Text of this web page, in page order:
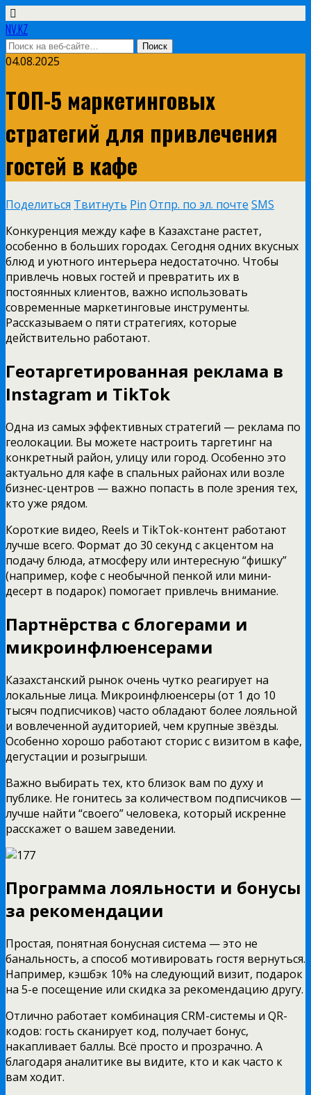
NV.KZ
04.08.2025
ТОП-5 маркетинговых
стратегий для привлечения
гостей в кафе
Поделиться Твитнуть Pin Отпр. по эл. почте SMS
Конкуренция между кафе в Казахстане растет,
особенно в больших городах. Сегодня одних вкусных
блюд и уютного интерьера недостаточно. Чтобы
привлечь новых гостей и превратить их в
постоянных клиентов, важно использовать
современные маркетинговые инструменты.
Рассказываем о пяти стратегиях, которые
действительно работают.
Геотаргетированная реклама в
Instagram и TikTok
Одна из самых эффективных стратегий — реклама по
геолокации. Вы можете настроить таргетинг на
конкретный район, улицу или город. Особенно это
актуально для кафе в спальных районах или возле
бизнес-центров — важно попасть в поле зрения тех,
кто уже рядом.
Короткие видео, Reels и TikTok-контент работают
лучше всего. Формат до 30 секунд с акцентом на
подачу блюда, атмосферу или интересную “фишку”
(например, кофе с необычной пенкой или мини-
десерт в подарок) помогает привлечь внимание.
Партнёрства с блогерами и
микроинфлюенсерами
Казахстанский рынок очень чутко реагирует на
локальные лица. Микроинфлюенсеры (от 1 до 10
тысяч подписчиков) часто обладают более лояльной
и вовлеченной аудиторией, чем крупные звёзды.
Особенно хорошо работают сторис с визитом в кафе,
дегустации и розыгрыши.
Важно выбирать тех, кто близок вам по духу и
публике. Не гонитесь за количеством подписчиков —
лучше найти “своего” человека, который искренне
расскажет о вашем заведении.
Программа лояльности и бонусы
за рекомендации
Простая, понятная бонусная система — это не
банальность, а способ мотивировать гостя вернуться.
Например, кэшбэк 10% на следующий визит, подарок
на 5-е посещение или скидка за рекомендацию другу.
Отлично работает комбинация CRM-системы и QR-
кодов: гость сканирует код, получает бонус,
накапливает баллы. Всё просто и прозрачно. А
благодаря аналитике вы видите, кто и как часто к
вам ходит.